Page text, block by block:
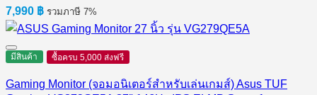
7,990 ฿ รวมภาษี 7%
มีสินค้า ซื้อครบ 5,000 ส่งฟรี
Gaming Monitor (จอมอนิเตอร์สำหรับเล่นเกมส์) Asus TUF